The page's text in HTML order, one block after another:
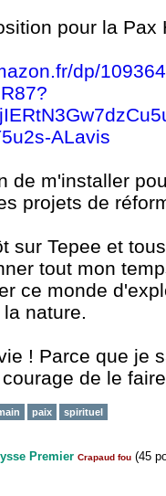
pour la Pax
dp/
ALavis
de m'installer
projets de
sur Tepee et
tout mon
ce monde
nature.
! Parce que je
de le
paix spirituel
Premier Crapaud fou (45